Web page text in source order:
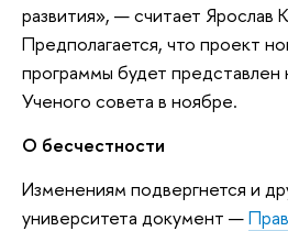
развития», — считает Ярослав
Предполагается, что проект
программы будет представлен
Ученого совета в ноябре.
О бесчестности
Изменениям подвергнется и
университета документ —